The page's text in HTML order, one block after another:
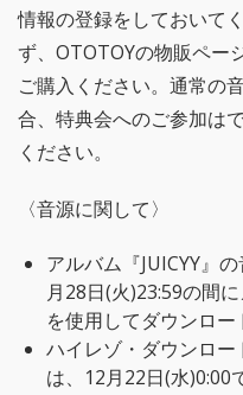
情報の登録をしておいて
ず、OTOTOYの物販ペー
ご購入ください。通常の
合、特典会へのご参加は
ください。
〈音源に関して〉
アルバム『JUICYY』
月28日(火)23:59の間
を使用してダウンロー
ハイレゾ・ダウンロー
は、12月22日(水)0:00